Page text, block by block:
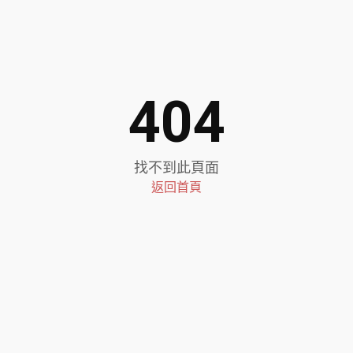
404
找不到此頁面
返回首頁